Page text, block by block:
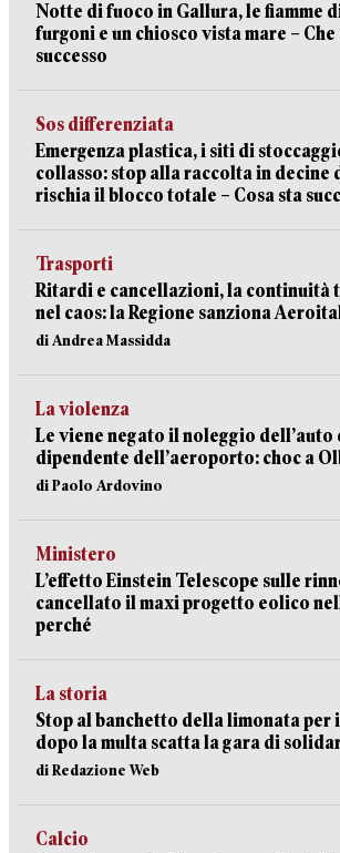
Notte di fuoco in Gallura, le fiamme
furgoni e un chiosco vista mare – Che
successo
Sos differenziata
Emergenza plastica, i siti di
collasso: stop alla raccolta in decine
rischia il blocco totale – Cosa sta
Trasporti
Ritardi e cancellazioni, la continuità
nel caos: la Regione sanziona
di Andrea Massidda
La violenza
Le viene negato il noleggio dell’auto
dipendente dell’aeroporto: choc a
di Paolo Ardovino
Ministero
L’effetto Einstein Telescope sulle
cancellato il maxi progetto eolico
perché
La storia
Stop al banchetto della limonata per
dopo la multa scatta la gara di
di Redazione Web
Calcio